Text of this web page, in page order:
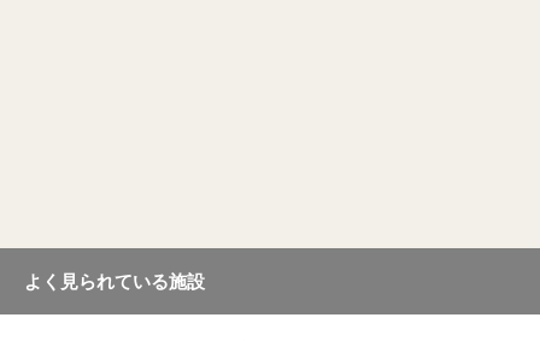
よく見られている施設